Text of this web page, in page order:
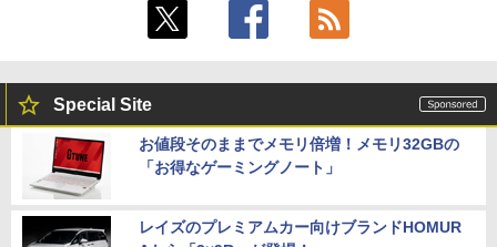
Special Site
お値段そのままでメモリ倍増！メモリ32GBの
「お得なゲーミングノート」
レイズのプレミアムカー向けブランドHOMUR